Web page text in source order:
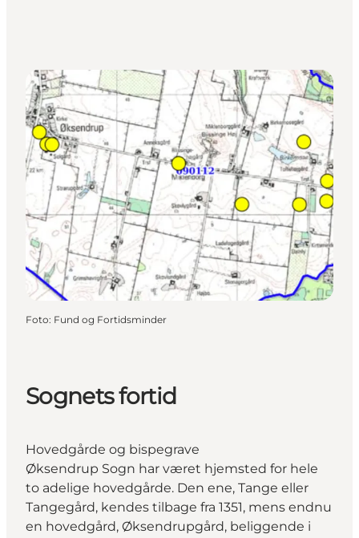
Foto: Fund og Fortidsminder
Sognets fortid
Hovedgårde og bispegrave
Øksendrup Sogn har været hjemsted for hele
to adelige hovedgårde. Den ene, Tange eller
Tangegård, kendes tilbage fra 1351, mens endnu
en hovedgård, Øksendrupgård, beliggende i